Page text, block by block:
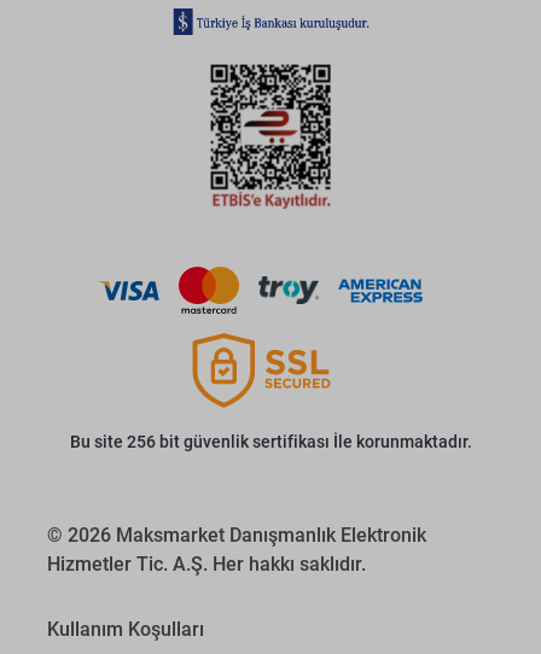
Bu site 256 bit güvenlik sertifikası İle korunmaktadır.
© 2026 Maksmarket Danışmanlık Elektronik
Hizmetler Tic. A.Ş. Her hakkı saklıdır.
Kullanım Koşulları